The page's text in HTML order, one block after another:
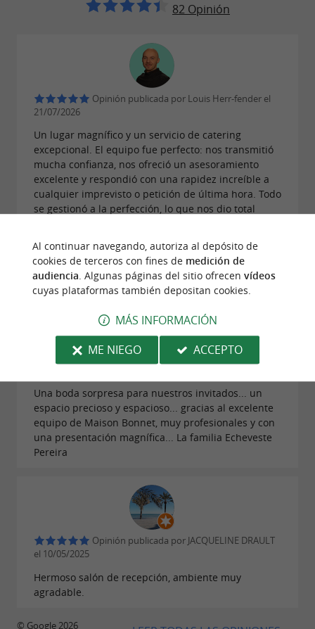
82 Opinión
Opinión publicada por Louis Herr-fender el
21/07/2026
Un lugar magnífico y un servicio de catering
excepcional. El equipo fue perfecto: nos transmitió
mucha confianza, nos ofreció un asesoramiento
excelente y respondió con una rapidez increíble a
cualquier imprevisto o petición de última hora. Todo
se gestionó a la perfección, lo que nos dio total
elogiarlo. Los recomendamos encarecidamente para
una organización de bodas impecable.
Opinión publicada por elie echeveste el
Una boda sorpresa para nuestros invitados... un
espacio precioso y espacioso... gracias al excelente
equipo de Maison Bonnet, muy profesionales y con
una presentación magnífica... La familia Echeveste
Pereira
Opinión publicada por JACQUELINE DRAULT
el 10/05/2025
Hermoso salón de recepción, ambiente muy
agradable.
© Google 2026
Al continuar navegando, autoriza al depósito de
cookies de terceros con fines de medición de
audiencia. Algunas páginas del sitio ofrecen vídeos
cuyas plataformas también depositan cookies.
MÁS INFORMACIÓN
ME NIEGO
ACCEPTO